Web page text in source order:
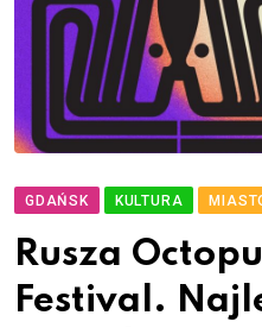
GDAŃSK KULTURA
Rusza
Festival.